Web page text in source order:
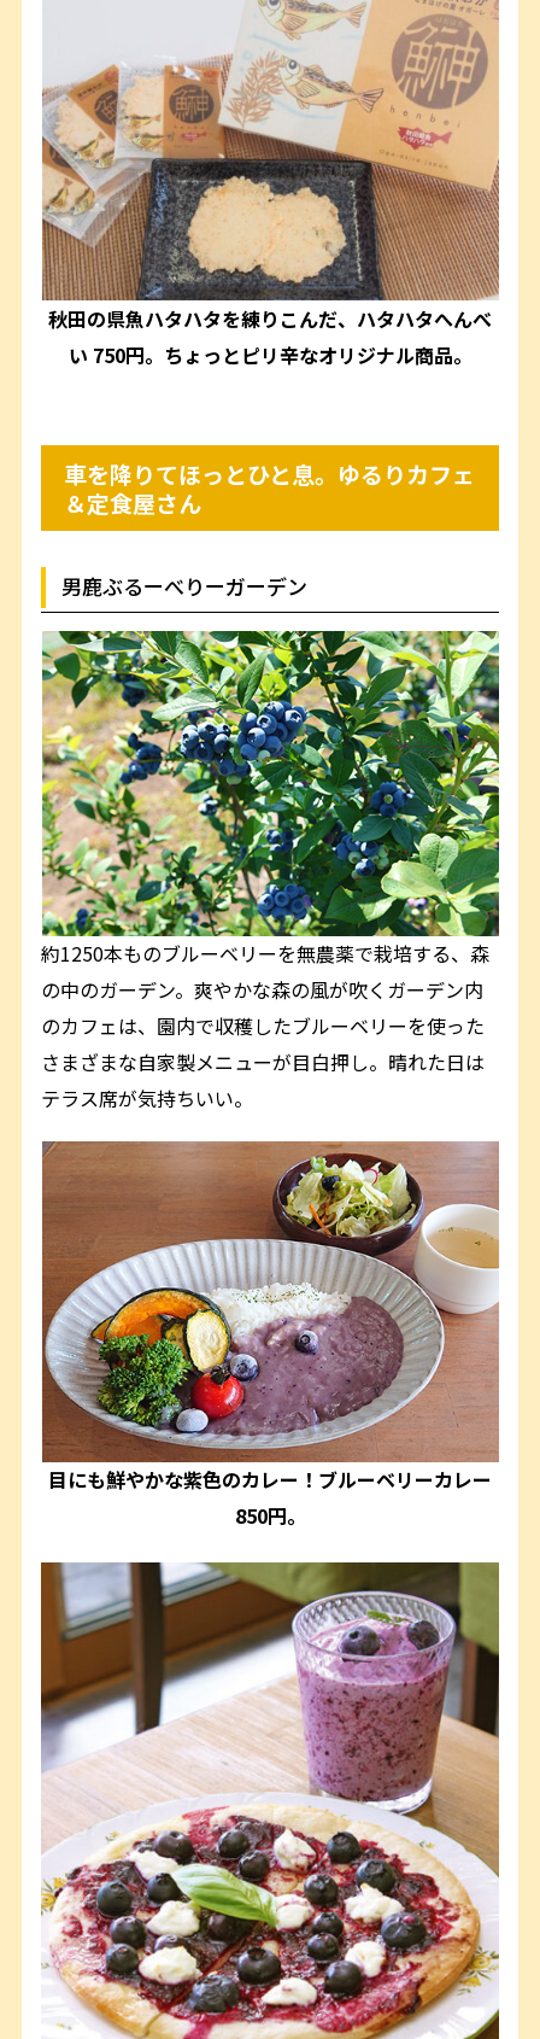
秋田の県魚ハタハタを練りこんだ、ハタハタへんべ
い 750円。ちょっとピリ辛なオリジナル商品。
車を降りてほっとひと息。ゆるりカフェ
＆定食屋さん
男鹿ぶるーべりーガーデン
約1250本ものブルーベリーを無農薬で栽培する、森
の中のガーデン。爽やかな森の風が吹くガーデン内
のカフェは、園内で収穫したブルーベリーを使った
さまざまな自家製メニューが目白押し。晴れた日は
テラス席が気持ちいい。
目にも鮮やかな紫色のカレー！ブルーベリーカレー
850円。